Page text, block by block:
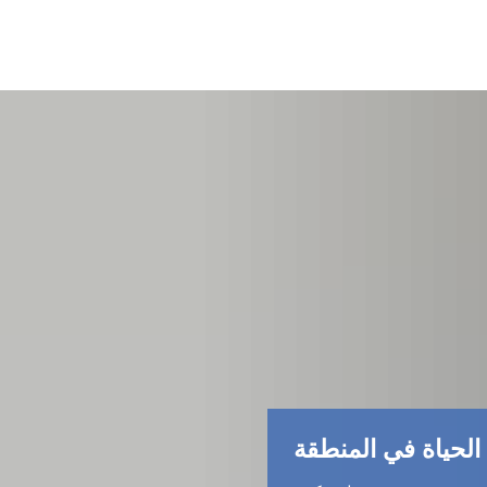
الحياة في المنطقة